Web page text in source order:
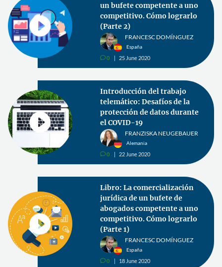
un bufete competente a uno
competitivo. Cómo lograrlo
(Parte 2)
FRANCESC DOMÍNGUEZ
España
v0 25 June 2020
Introducción del trabajo
telemático: Desafíos de la
protección de datos durante
el COVID-19
FRANZISKA NEUGEBAUER
Alemania
v0 22 June 2020
Libro: La comercialización
jurídica de un bufete de
abogados competente a uno
competitivo. Cómo lograrlo
(Parte 1)
FRANCESC DOMÍNGUEZ
España
v0 18 June 2020